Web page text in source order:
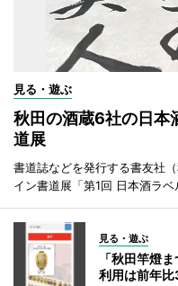
見る・遊ぶ
秋田の酒蔵6社の日本
道展
書道誌などを発行する書友社
イン書道展「第1回 日本酒ラベ
見る・遊ぶ
「秋田竿燈
利用は前年